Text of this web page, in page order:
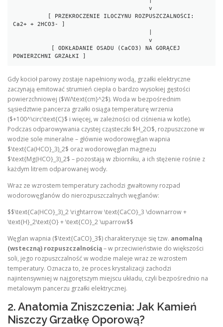
                                       v
Ca2+ + 2HCO3- ]
                                       v
Gdy kocioł parowy zostaje napełniony wodą, grzałki elektryczne
zaczynają emitować strumień ciepła o bardzo wysokiej gęstości
powierzchniowej ($W/\text{cm}^2$). Woda w bezpośrednim
sąsiedztwie pancerza grzałki osiąga temperaturę wrzenia
($+100^\circ\text{C}$ i więcej, w zależności od ciśnienia w kotle).
Podczas odparowywania czystej cząsteczki $H_2O$, rozpuszczone w
wodzie sole mineralne – głównie wodorowęglan wapnia
$\text{Ca(HCO}_3)_2$ oraz wodorowęglan magnezu
$\text{Mg(HCO}_3)_2$ – pozostają w zbiorniku, a ich stężenie rośnie z
każdym litrem odparowanej wody.
Wraz ze wzrostem temperatury zachodzi gwałtowny rozpad
wodorowęglanów do nierozpuszczalnych węglanów:
$$\text{Ca(HCO}_3)_2 \rightarrow \text{CaCO}_3 \downarrow +
\text{H}_2\text{O} + \text{CO}_2 \uparrow$$
Węglan wapnia ($\text{CaCO}_3$) charakteryzuje się tzw. anomalną
(wsteczną) rozpuszczalnością– w przeciwieństwie do większości
soli, jego rozpuszczalność w wodzie maleje wraz ze wzrostem
temperatury. Oznacza to, że proces krystalizacji zachodzi
najintensywniej w najgorętszym miejscu układu, czyli bezpośrednio na
metalowym pancerzu grzałki elektrycznej.
2. Anatomia Zniszczenia: Jak Kamień
Niszczy Grzałkę Oporową?